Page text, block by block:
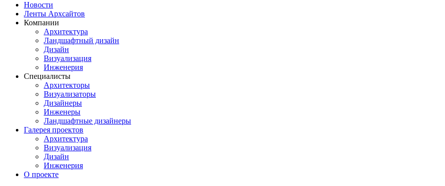
Новости
Ленты Архсайтов
Компании
Архитектура
Ландшафтный дизайн
Дизайн
Визуализация
Инженерия
Специалисты
Архитекторы
Визуализаторы
Дизайнеры
Инженеры
Ландшафтные дизайнеры
Галерея проектов
Архитектура
Визуализация
Дизайн
Инженерия
О проекте